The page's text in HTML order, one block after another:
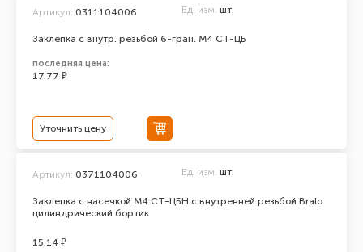
Заклепка с внутр. резьбой 6-гран. М4 СТ-ЦБ
Артикул: 0311104006 Ед. изм. шт.
последняя цена:
17.77 ₽
Уточнить цену
Заклепка с насечкой М4 СТ-ЦБН с внутренней резьбой Bralo
цилиндрический бортик
Артикул: 0371104006 Ед. изм. шт.
15.14 ₽